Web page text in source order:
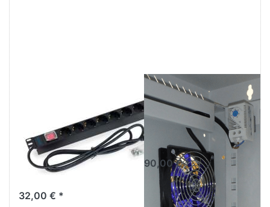
Steckdosenleiste
8-fach Schuko
mit Schalter 16A
Schwarz
8-fach 19" Steckdosenleiste
32,00 € *
Gegen
Wärmestau im
Tablet-Schrank
gesteuerter Silent-Lüfter
90,00 € *